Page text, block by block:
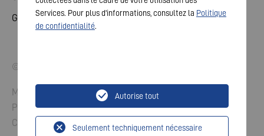
Gouvernement d'entreprise
© 2026 VARTA AG. Tous droits réservés.
Mentions légales
Protection des données
Conditions générales
Services. Pour plus d'informations, consultez la Politique
de confidentialité.
Seulement techniquement nécessaire
Autorise tout